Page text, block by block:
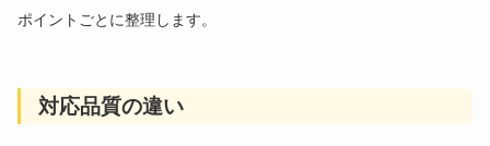
ポイントごとに整理します。
対応品質の違い